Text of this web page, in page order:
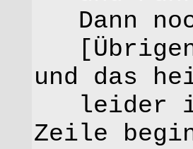
Dann
und das
leider in
Zeile